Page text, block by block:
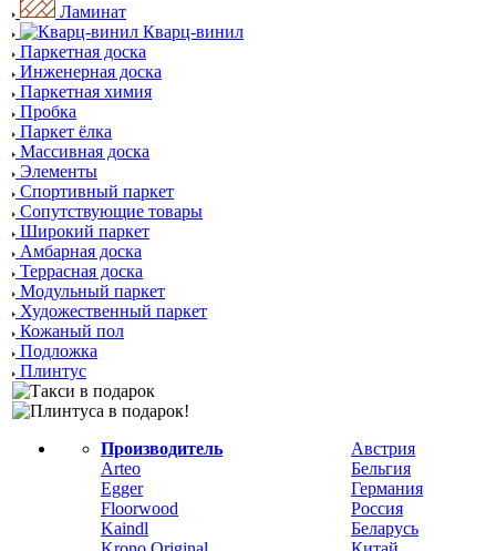
Ламинат
Кварц-винил
Паркетная доска
Инженерная доска
Паркетная химия
Пробка
Паркет ёлка
Массивная доска
Элементы
Спортивный паркет
Сопутствующие товары
Широкий паркет
Амбарная доска
Террасная доска
Модульный паркет
Художественный паркет
Кожаный пол
Подложка
Плинтус
Производитель
Arteo
Egger
Floorwood
Kaindl
Австрия
Бельгия
Германия
Россия
Беларусь